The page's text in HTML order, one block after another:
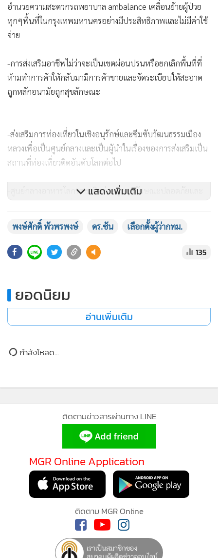
จ่าย
-การส่งเสริมอาชีพไม่ว่าจะเป็นเขตผ่อนปรนหรือยกเลิกพื้นที่ที่
ถูกหลักอนามัยถูกสุขลักษณะ
หลวงเพื่อเป็นศูนย์กลางและเป็นผู้นำในเรื่องของการส่งเสริมเป็น
สถานที่ท่องเที่ยวติดอันดับโลกต่อไป
ราคาแสนประหยัดที่สุดในโลก
ในฐานะผู้เชี่ยวชาญหลากหลายสาขาวิชาชีพ ทั้งการศึกษาระดับ
ปริญญาเอกสาขาบริหารการศึกษา ปริญญาโทด้านกฎหมาย
เศรษฐกิจจากจุฬาลงกรณ์มหาวิทยาลัย ปริญญาโทด้าน
บริหารธุรกิจ และพื้นฐานด้านวิศวกรรมไฟฟ้ากำลังจากสถาบัน
เทคโนโลยีพระจอมเกล้าเจ้าคุณทหารลาดกระบัง
อีกทั้งยังเคยผ่านการทำงานสำคัญในระดับประเทศ อาทิ วิศวกร
นิวเคลียร์ สังกัดสำนักงานปรมาณูเพื่อสันติ ที่ปรึกษากระทรวง
การป้องกันและปราบปรามการทุจริตแห่งชาติ
"ผมเตรียมการมาพร้อมสําหรับมิติใหม่ ที่จะเกิดขึ้นใน
แสดงเพิ่มเติม
พงษ์ศักดิ์ พัวพรพงษ์ ดร.ซัน เลือกตั้งผู้ว่ากทม.
ข่าวในหมวดล่าสุด
นับถึง 90% "ชัชชาติ" นำลิ่ว กวาด 1.44 ล้านคะแนน ผู้มา
2
”ชัชชาติ“ ประกาศชัยชนะ ขอบคุณทุกคะแนน เผย
"ดร.โจ" โทรฝากนโยบาย ลั่นพากรุงเทพฯ ขึ้นเป็นเมือง
ชั้นนำของโลก
‘เท้ง-จ้อน-โจ’ แถลงยอมรับพ่ายแพ้สนาม กทม.-พัทยา
ยินดีกับ ‘ชัชชาติ’ พร้อมฟังทุกเสียงวิจารณ์ปมดึง ‘สุรพล’
นั่งที่ปรึกษา
ข่าวอื่นในหมวด